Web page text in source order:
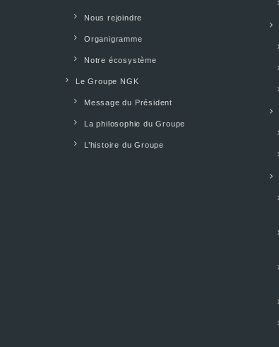
Nous rejoindre
Organigramme
Notre écosystème
Le Groupe NGK
Message du Président
La philosophie du Groupe
L’histoire du Groupe